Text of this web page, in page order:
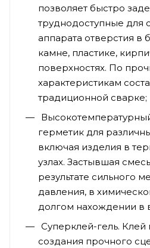
позволяет быстро
труднодоступные для
аппарата отверстия в
камне, пластике,
поверхностях. По
характеристикам
традиционной сварке;
герметик для
включая изделия в
узлах. Застывшая
результате сильного
давления, в
долгом нахождении в
Суперклей-гель. Клей
создания прочного